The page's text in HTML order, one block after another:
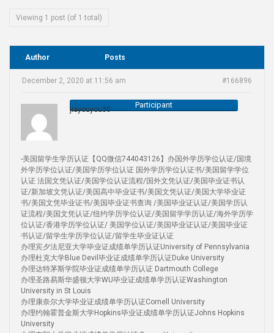
Viewing 1 post (of 1 total)
Author Posts
December 2, 2020 at 11:56 am #166896
jiayouyou30 Participant
-美国留学生学历认证【QQ微信744043126】办国外学历学位认证/国境
外学历学位认证/美国学历学位认证 国外学历学位认证书/美国留学学位
认证 法国文凭认证/美国学位认证流程/国外文凭认证/美国毕业证书认
证/新加坡文凭认证/美国高中毕业证书/美国文凭认证/美国大学毕业证
书/美国文凭毕业证书/美国毕业证书查询 /美国毕业证认证/美国学历认
证流程/美国文凭认证/纽约学历学位认证/美国留学学历认证/海外学历学
位认证/香港学历学位认证/ 美国学位认证/美国毕业证认证/美国毕业证
书认证/留学生学历学位认证/留学生毕业证认证
办理宾夕法尼亚大学毕业证成绩单学历认证University of Pennsylvania
办理杜克大学Blue Devil毕业证成绩单学历认证Duke University
办理达特茅斯学院毕业证成绩单学历认证 Dartmouth College
办理圣路易斯华盛顿大学WU毕业证成绩单学历认证Washington
University in St Louis
办理康奈尔大学毕业证成绩单学历认证Cornell University
办理约翰霍普金斯大学Hopkins毕业证成绩单学历认证Johns Hopkins
University